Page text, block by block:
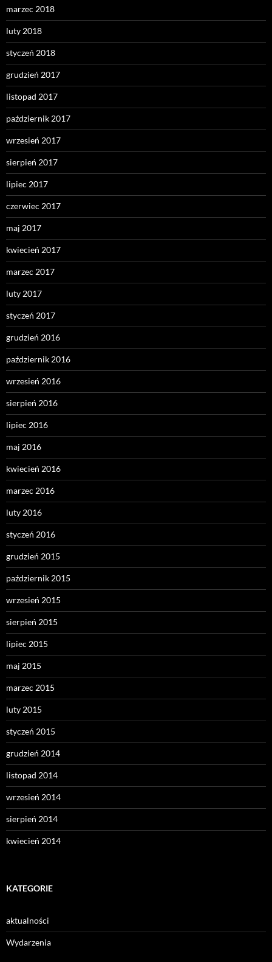
marzec 2018
luty 2018
styczeń 2018
grudzień 2017
listopad 2017
październik 2017
wrzesień 2017
sierpień 2017
lipiec 2017
czerwiec 2017
maj 2017
kwiecień 2017
marzec 2017
luty 2017
styczeń 2017
grudzień 2016
październik 2016
wrzesień 2016
sierpień 2016
lipiec 2016
maj 2016
kwiecień 2016
marzec 2016
luty 2016
styczeń 2016
grudzień 2015
październik 2015
wrzesień 2015
sierpień 2015
lipiec 2015
maj 2015
marzec 2015
luty 2015
styczeń 2015
grudzień 2014
listopad 2014
wrzesień 2014
sierpień 2014
kwiecień 2014
KATEGORIE
aktualności
Wydarzenia